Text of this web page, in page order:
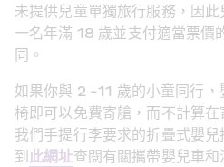
未提供兒童單獨旅行服務，因
一名年滿 18 歲並支付適當票價
同。
如果你與 2 -11 歲的小童同行
椅即可以免費寄艙，而不計算
我們手提行李要求的折疊式嬰
到 此網址查閱有關攜帶嬰兒車和